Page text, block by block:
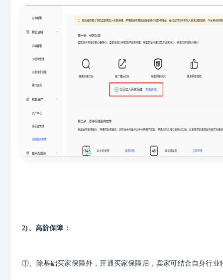
2)、高阶保障：
①、除基础买家保障外，开通买家保障后，卖家可结合自身行业